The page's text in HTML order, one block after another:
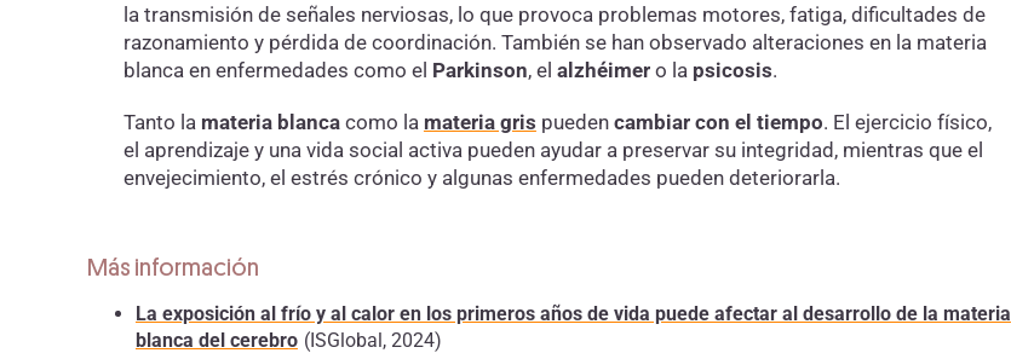
la transmisión de señales nerviosas, lo que provoca problemas motores, fatiga, dificultades de
razonamiento y pérdida de coordinación. También se han observado alteraciones en la materia
blanca en enfermedades como el Parkinson, el alzhéimer o la psicosis.
Tanto la materia blancacomo la materia gris pueden cambiar con el tiempo. El ejercicio físico,
el aprendizaje y una vida social activa pueden ayudar a preservar su integridad, mientras que el
envejecimiento, el estrés crónico y algunas enfermedades pueden deteriorarla.
Más información
La exposición al frío y al calor en los primeros años de vida puede afectar al desarrollo de la materia
blanca del cerebro (ISGlobal, 2024)